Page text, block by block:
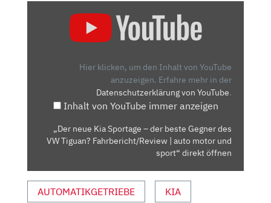
GEGNER
|
AUTO
Hier klicken, um den Inhalt von YouTube
anzuzeigen. Erfahre mehr in der
Datenschutzerklärung von YouTube.
Inhalt von YouTube immer anzeigen
„Der neue Kia Sportage – der beste Gegner des
VW Tiguan? Fahrbericht/Review | auto motor und
sport“ direkt öffnen
AUTOMATIKGETRIEBE KIA